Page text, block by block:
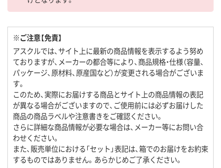
※ご注意【免責】
アスクルでは、サイト上に最新の商品情報を表示するよう努め
ておりますが、メーカーの都合等により、商品規格・仕様（容量、
パッケージ、原材料、原産国など）が変更される場合がございま
す。
このため、実際にお届けする商品とサイト上の商品情報の表記
が異なる場合がございますので、ご使用前には必ずお届けした
商品の商品ラベルや注意書きをご確認ください。
さらに詳細な商品情報が必要な場合は、メーカー等にお問い合
わせください。
また、販売単位における「セット」表記は、箱でのお届けをお約束
するものではありません。あらかじめご了承ください。